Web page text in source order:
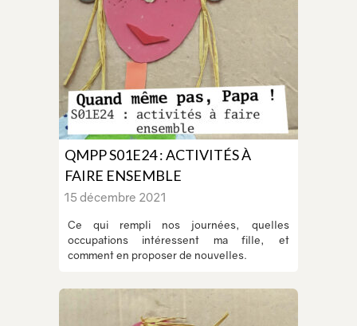
QMPP S01E24 : ACTIVITÉS À
FAIRE ENSEMBLE
15 décembre 2021
Ce qui rempli nos journées, quelles
occupations intéressent ma fille, et
comment en proposer de nouvelles.